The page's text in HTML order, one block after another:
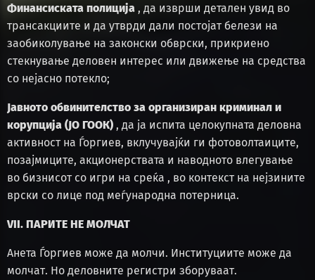
Финансиската полиција , да изврши детален увид во
трансакциите и да утврди дали постојат белези на
заобиколување на законски обврски, прикриено
стекнување деловен интерес или движење на средства
со нејасно потекло;
Јавното обвинителство за организиран криминал и
корупција (ЈО ГООК) , да ја испита целокупната деловна
активност на Ѓоргиев, вклучувајќи ги фотоволтаиците,
позајмиците, акционерствата и наводното влегување
во бизнисот со игри на среќа , во контекст на нејзините
врски со лице под меѓународна потерница.
VII. ПАРИТЕ НЕ МОЛЧАТ
Анета Ѓоргиев може да молчи. Институциите може да
молчат. Но деловните регистри зборуваат.